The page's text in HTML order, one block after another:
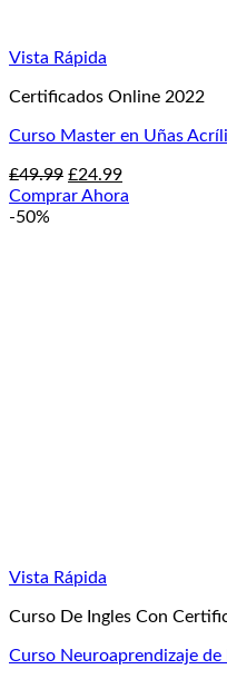
Vista Rápida
Certificados Online 2022
Curso Master en Uñas
£49.99 El
precio
£24.99El
precio
Comprar Ahora
-50%
Vista Rápida
Curso De Ingles Con
Curso Neuroaprendizaje de